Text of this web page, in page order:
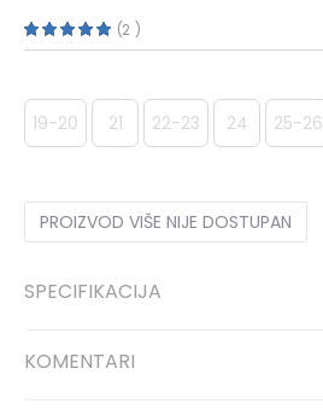
2
19-20 21 22-23 24 25-26
PROIZVOD VIŠE NIJE DOSTUPAN
SPECIFIKACIJA
KOMENTARI